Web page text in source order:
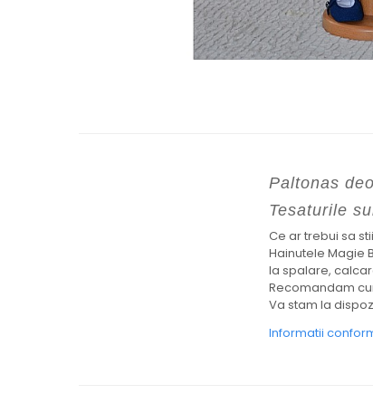
Paltonas
Tesaturile
Ce ar trebui sa
Hainutele Magie
la spalare,
Recomandam
Va stam la
Informatii